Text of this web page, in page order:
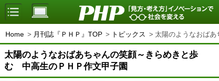
Home 月刊誌『ＰＨＰ』TOP トピックス 太陽のようなおば
太陽のようなおばあちゃんの笑顔～きらめきと歩
む 中高生のＰＨＰ作文甲子園